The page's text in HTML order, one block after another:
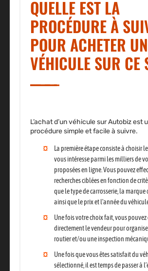
QUELLE EST LA
PROCÉDURE À
POUR ACHETER UN
VÉHICULE SUR CE
L’achat d’un véhicule sur Autobiz est
procédure simple et facile à suivre.
La première étape consiste à choisir
vous intéresse parmi les milliers de
proposées en ligne. Vous pouvez
recherches ciblées en fonction de
que le type de carrosserie, la marque
ainsi que le prix et l’année du
Une fois votre choix fait, vous
directement le vendeur pour
routier et/ou une inspection
Une fois que vous êtes satisfait du
sélectionné , il est temps de passer à